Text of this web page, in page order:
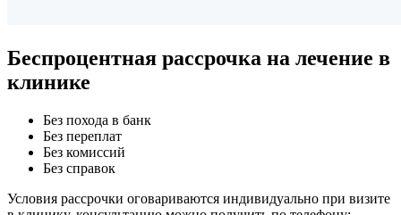
Беспроцентная рассрочка на лечение в
клинике
Без похода в банк
Без переплат
Без комиссий
Без справок
Условия рассрочки оговариваются индивидуально при визите